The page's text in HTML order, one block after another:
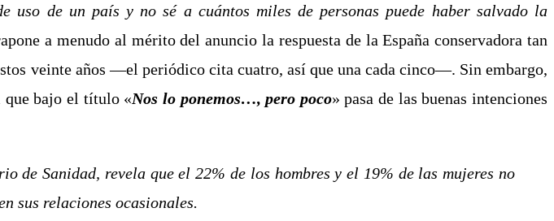
uso de un país y no sé a cuántos miles de personas puede haber salvado la
a menudo al mérito del anuncio la respuesta de la España conservadora tan
veinte años ―el periódico cita cuatro, así que una cada cinco―. Sin embargo,
que bajo el título «Nos lo ponemos…, pero poco» pasa de las buenas intenciones
de Sanidad, revela que el 22% de los hombres y el 19% de las mujeres no
sus relaciones ocasionales.